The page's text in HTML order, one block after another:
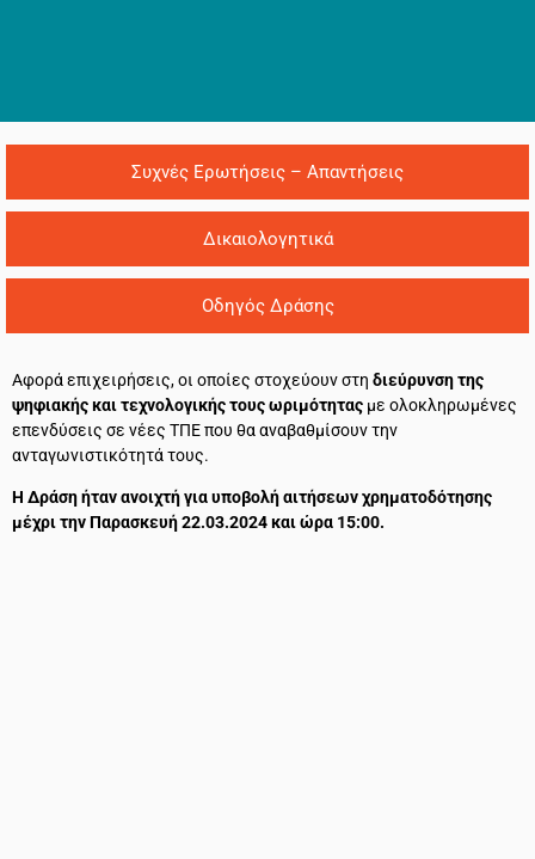
Συχνές Ερωτήσεις – Απαντήσεις​
Δικαιολογητικά
Οδηγός Δράσης
Αφορά επιχειρήσεις, οι οποίες στοχεύουν στη διεύρυνση της
ψηφιακής και τεχνολογικής τους ωριμότητας με ολοκληρωμένες
επενδύσεις σε νέες ΤΠΕ που θα αναβαθμίσουν την
ανταγωνιστικότητά τους.
Η Δράση ήταν ανοιχτή για υποβολή αιτήσεων χρηματοδότησης
μέχρι την Παρασκευή 22.03.2024 και ώρα 15:00.